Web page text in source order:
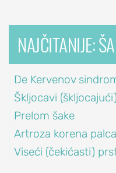
ramena
Veštačko
rame
(proteza
ramena)
Stabilizacija
ramena
(Bankart
operacija)
NAJČITANIJE:
De Kervenov
Škljocavi
Prelom šake
Artroza korena palca
Viseći (čekićasti)